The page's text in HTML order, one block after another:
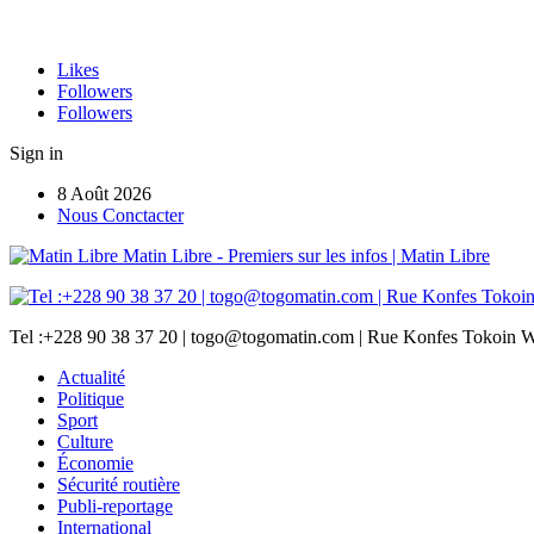
Likes
Followers
Followers
Sign in
8 Août 2026
Nous Conctacter
Matin Libre - Premiers sur les infos | Matin Libre
Tel :+228 90 38 37 20 | togo@togomatin.com | Rue Konfes Tokoin
Actualité
Politique
Sport
Culture
Économie
Sécurité routière
Publi-reportage
International